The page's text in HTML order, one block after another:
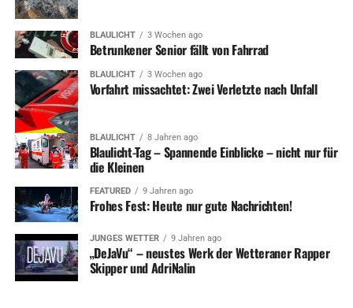
BLAULICHT 3 Wochen ago
Betrunkener Senior fällt von Fahrrad
BLAULICHT 3 Wochen ago
Vorfahrt missachtet: Zwei Verletzte nach Unfall
BLAULICHT 8 Jahren ago
Blaulicht-Tag – Spannende Einblicke – nicht nur für
die Kleinen
FEATURED 9 Jahren ago
Frohes Fest: Heute nur gute Nachrichten!
JUNGES WETTER 9 Jahren ago
„DeJaVu“ – neustes Werk der Wetteraner Rapper
Skipper und AdriNalin